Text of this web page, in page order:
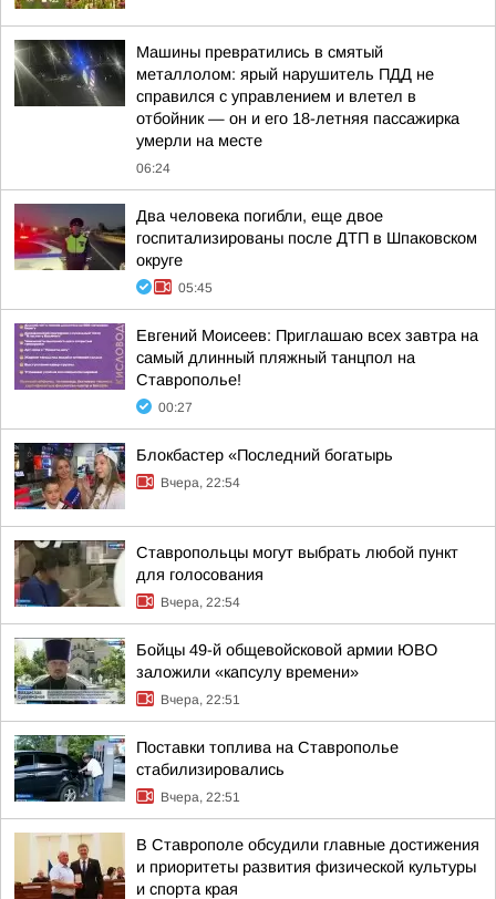
Машины превратились в смятый
металлолом: ярый нарушитель ПДД не
справился с управлением и влетел в
отбойник — он и его 18-летняя пассажирка
умерли на месте
06:24
Два человека погибли, еще двое
госпитализированы после ДТП в Шпаковском
округе
05:45
Евгений Моисеев: Приглашаю всех завтра на
самый длинный пляжный танцпол на
Ставрополье!
00:27
Блокбастер «Последний богатырь
Вчера, 22:54
Ставропольцы могут выбрать любой пункт
для голосования
Вчера, 22:54
Бойцы 49-й общевойсковой армии ЮВО
заложили «капсулу времени»
Вчера, 22:51
Поставки топлива на Ставрополье
стабилизировались
Вчера, 22:51
В Ставрополе обсудили главные достижения
и приоритеты развития физической культуры
и спорта края